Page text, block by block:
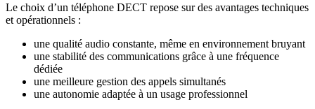
Le choix d’un téléphone DECT repose sur des avantages techniques
et opérationnels :
une qualité audio constante, même en environnement bruyant
une stabilité des communications grâce à une fréquence
dédiée
une meilleure gestion des appels simultanés
une autonomie adaptée à un usage professionnel